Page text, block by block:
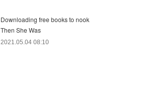
Downloading free books to nook
Then She Was
2021.05.04 08:10